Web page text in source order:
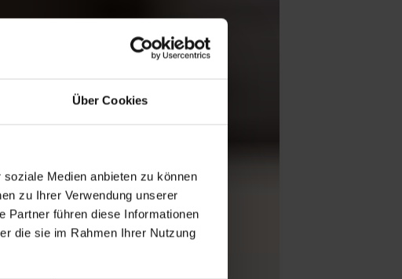
Über Cookies
Medien anbieten zu können
zu Ihrer Verwendung unserer
Partner führen diese Informationen
die sie im Rahmen Ihrer Nutzung